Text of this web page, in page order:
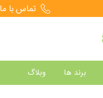
تماس با ما 021۲۶۳۵۵۸۲۸
برند ها وبلاگ